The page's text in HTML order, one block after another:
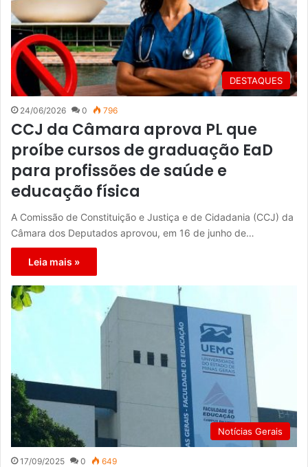
DESTAQUES
24/06/2026 0 796
CCJ da Câmara aprova PL que
proíbe cursos de graduação EaD
para profissões de saúde e
educação física
A Comissão de Constituição e Justiça e de Cidadania (CCJ) da
Câmara dos Deputados aprovou, em 16 de junho de…
Leia mais »
Notícias Gerais
17/09/2025 0 649